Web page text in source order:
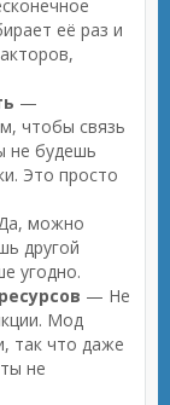
её раз и
—
чтобы связь
не будешь
Это просто
можно
другой
угодно.
— Не
Мод
так что даже
не